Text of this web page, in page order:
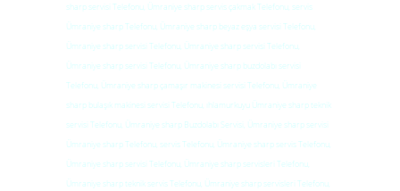
sharp servisi Telefonu, Ümraniye sharp servis çakmak Telefonu, servis
Ümraniye sharp Telefonu, Ümraniye sharp beyaz eşya servisi Telefonu,
Ümraniye sharp servisi Telefonu, Ümraniye sharp servisi Telefonu,
Ümraniye sharp servisi Telefonu, Ümraniye sharp buzdolabı servisi
Telefonu, Ümraniye sharp çamaşır makinesi servisi Telefonu, Ümraniye
sharp bulaşık makinesi servisi Telefonu, ıhlamurkuyu Ümraniye sharp teknik
servisi Telefonu, Ümraniye sharp Buzdolabı Servisi, Ümraniye sharp servisi
Ümraniye sharp Telefonu, servis Telefonu, Ümraniye sharp servis Telefonu,
Ümraniye sharp servisi Telefonu, Ümraniye sharp servisleri Telefonu,
Ümraniye sharp teknik servis Telefonu, Ümraniye sharp servisleri Telefonu,